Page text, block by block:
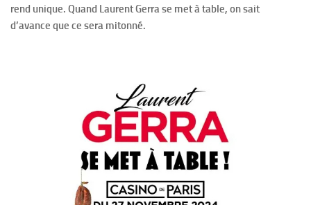
rend unique. Quand Laurent Gerra se met à table, on sait
d’avance que ce sera mitonné.